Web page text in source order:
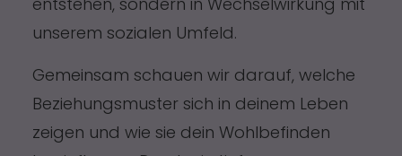
unserem sozialen Umfeld.
Gemeinsam schauen wir darauf, welche
Beziehungsmuster sich in deinem Leben
zeigen und wie sie dein Wohlbefinden